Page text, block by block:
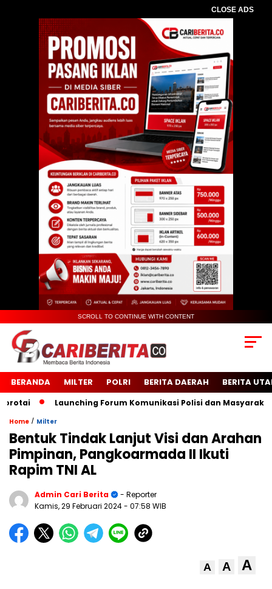
CLOSE ADS
SCROLL TO CONTINUE WITH CONTENT
BERANDA MILTER POLRI BERITA DAERAH BERITA
Launching Forum Komunikasi Polisi dan Masyarakat
Home / Milter
Bentuk Tindak Lanjut Visi dan Arahan
Pimpinan, Pangkoarmada II Ikuti
Rapim TNI AL
Admin Cari Berita
- Reporter
Kamis, 29 Februari 2024- 07:58 WIB
A A A